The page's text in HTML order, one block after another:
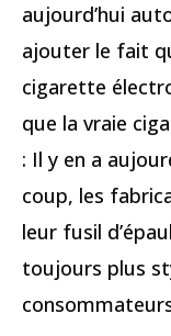
aujourd’hui
ajouter le fait
cigarette
que la vraie
: Il y en a
coup, les
leur fusil
toujours plus